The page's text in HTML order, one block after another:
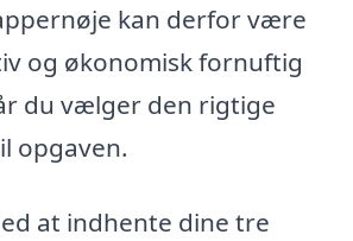
kan derfor være
og økonomisk fornuftig
du vælger den rigtige
opgaven.
at indhente dine tre